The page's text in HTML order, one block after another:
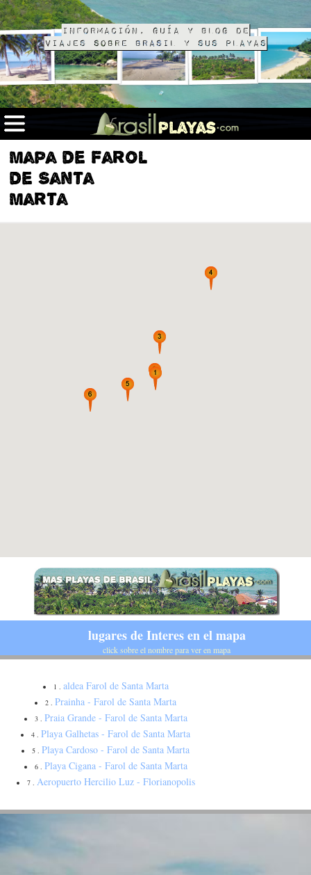
Información, guía y blog de
viajes sobre Brasil y sus playas
Mapa de Farol
de Santa
Marta
lugares de Interes en el mapa
click sobre el nombre para ver en mapa
1 . aldea Farol de Santa Marta
2 . Prainha - Farol de Santa Marta
3 . Praia Grande - Farol de Santa Marta
4 . Playa Galhetas - Farol de Santa Marta
5 . Playa Cardoso - Farol de Santa Marta
6 . Playa Cigana - Farol de Santa Marta
7 . Aeropuerto Hercilio Luz - Florianopolis